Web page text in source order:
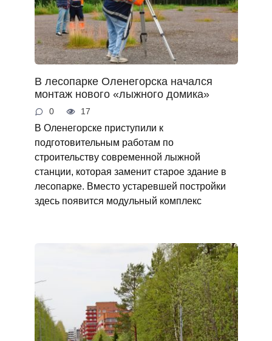
В лесопарке Оленегорска начался
монтаж нового «лыжного домика»
0 17
В Оленегорске приступили к
подготовительным работам по
строительству современной лыжной
станции, которая заменит старое здание в
лесопарке. Вместо устаревшей постройки
здесь появится модульный комплекс